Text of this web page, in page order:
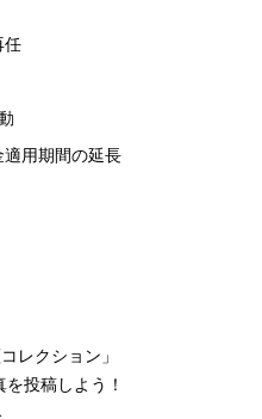
任
適用期間の延長
レクション」
を投稿しよう！